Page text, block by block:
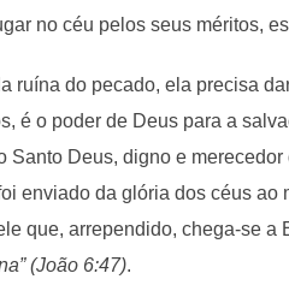
no céu pelos seus méritos,
ruína do pecado, ela precisa
é o poder de Deus para a
Santo Deus, digno e
enviado da glória dos céus
que, arrependido, chega-se
(João 6:47).